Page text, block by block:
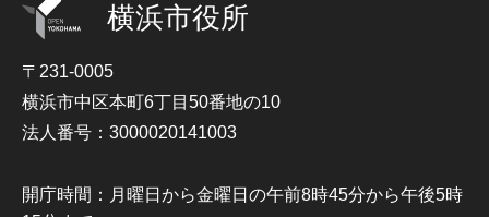
横浜市役所
〒231-0005
横浜市中区本町6丁目50番地の10
法人番号：3000020141003
開庁時間：月曜日から金曜日の午前8時45分から午後5時